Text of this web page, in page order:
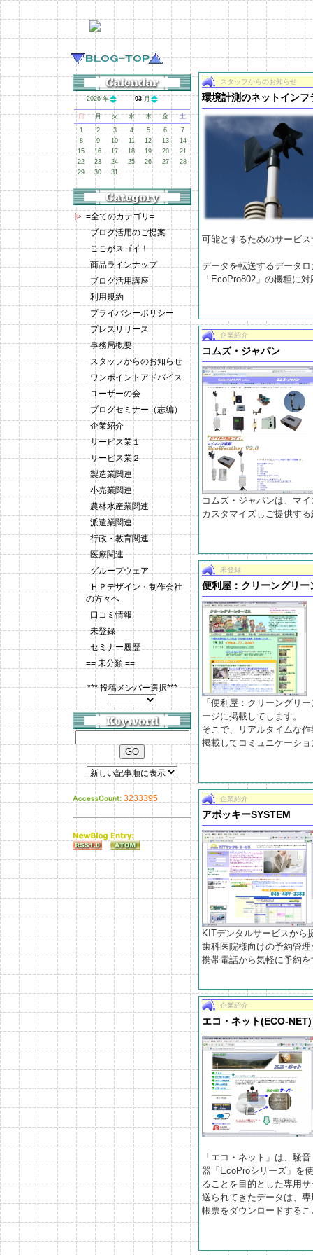
2026 年 03 月
日 月 火 水 木 金
土
1
2 3 4 5 6
7
8
9 10 11 12 13
14
15
16 17 18 19 20
21
22
23 24 25 26 27
28
29
30 31
=全てのカテゴリ=
ブログ活用のご提案
ここがスゴイ！
商品ラインナップ
ブログ活用講座
利用規約
プライバシーポリシー
プレスリリース
事務局概要
スタッフからのお知らせ
ワンポイントアドバイス
ユーザーの会
ブログセミナー（志編）
企業紹介
サービス業１
サービス業２
製造業関連
小売業関連
農林水産業関連
派遣業関連
行政・教育関連
医療関連
グループウェア
ＨＰデザイン・制作会社
の方々へ
口コミ情報
未登録
セミナー履歴
== 未分類 ==
*** 投稿メンバー選択***
3233395
スタッフからのお知らせ
環境計測のネットイン
可能とするためのサービ
データを転送するデータ
「EcoPro802」の機種に
企業紹介
コムズ・ジャパン
コムズ・ジャパンは、マ
カスタマイズしご提供す
未登録
便利屋：クリーングリー
「便利屋：クリーングリ
ージに掲載してします。
そこで、リアルタイムな
掲載してコミュニケーシ
企業紹介
アポッキーSYSTEM
KITデンタルサービスから
歯科医院様向けの予約管
携帯電話から気軽に予約
企業紹介
エコ・ネット(ECO-
「エコ・ネット」は、騒
器「EcoProシリーズ」を
ることを目的とした専用
送られてきたデータは、
帳票をダウンロードする